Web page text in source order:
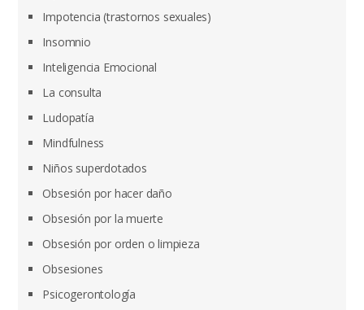
Impotencia (trastornos sexuales)
Insomnio
Inteligencia Emocional
La consulta
Ludopatía
Mindfulness
Niños superdotados
Obsesión por hacer daño
Obsesión por la muerte
Obsesión por orden o limpieza
Obsesiones
Psicogerontología